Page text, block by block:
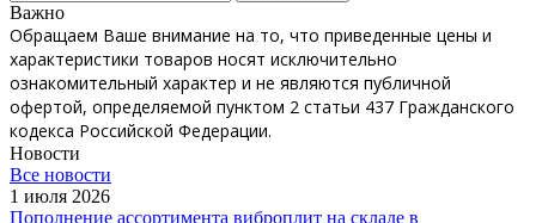
Важно
Обращаем Ваше внимание на то, что приведенные цены и
характеристики товаров носят исключительно
ознакомительный характер и не являются публичной
офертой, определяемой пунктом 2 статьи 437 Гражданского
кодекса Российской Федерации.
Новости
Все новости
1 июля 2026
Пополнение ассортимента виброплит на складе в